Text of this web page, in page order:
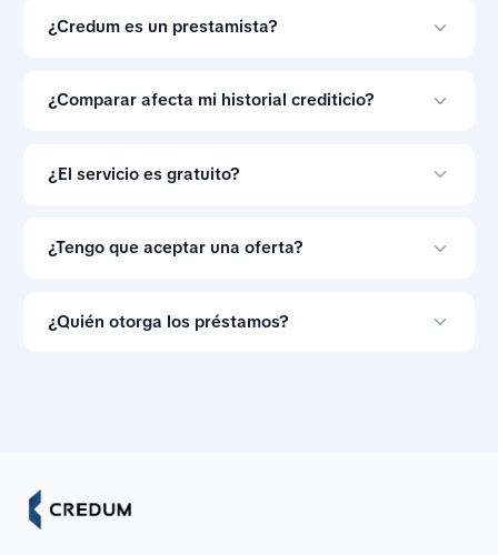
¿Credum es un prestamista?
préstamos en línea y no otorga créditos.
¿Comparar afecta mi historial crediticio?
crediticio.
¿El servicio es gratuito?
ofertas de préstamos.
¿Tengo que aceptar una oferta?
que puedes ignorarlas si las condiciones no te
¿Quién otorga los préstamos?